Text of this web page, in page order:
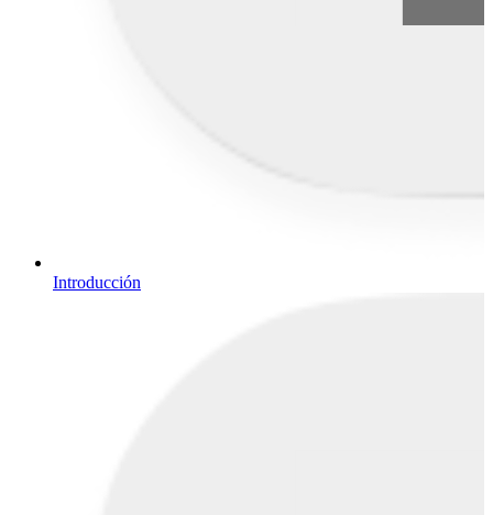
Introducción